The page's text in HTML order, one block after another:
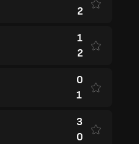
2
1
2
0
1
3
0